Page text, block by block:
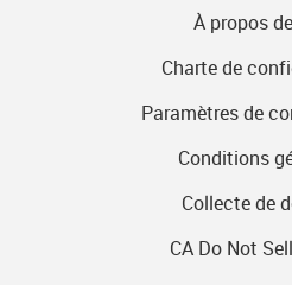
À propos
Charte de
Paramètres de
Conditions
Collecte de
CA Do Not